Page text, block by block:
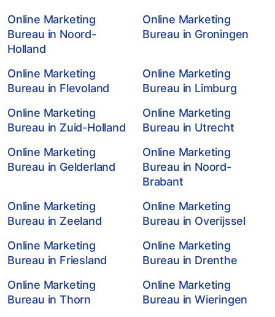
Online Marketing
Bureau in Noord-
Holland
Online Marketing
Bureau in Groningen
Online Marketing
Bureau in Flevoland
Online Marketing
Bureau in Limburg
Online Marketing
Bureau in Zuid-Holland
Online Marketing
Bureau in Utrecht
Online Marketing
Bureau in Gelderland
Online Marketing
Bureau in Noord-
Brabant
Online Marketing
Bureau in Zeeland
Online Marketing
Bureau in Overijssel
Online Marketing
Bureau in Friesland
Online Marketing
Bureau in Drenthe
Online Marketing
Bureau in Thorn
Online Marketing
Bureau in Wieringen